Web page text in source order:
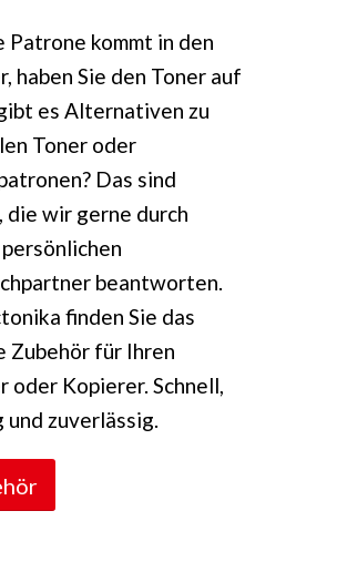
Patrone kommt in den
haben Sie den Toner auf
es Alternativen zu
Toner oder
Das sind
die wir gerne durch
beantworten.
finden Sie das
Zubehör für Ihren
oder Kopierer. Schnell,
und zuverlässig.